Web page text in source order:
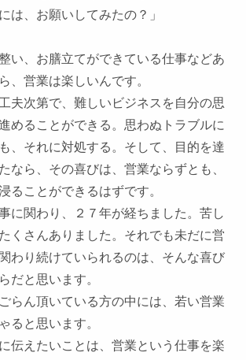
は、お願いしてみたの？」
い、お膳立てができている仕事などあ
、営業は楽しいんです。
夫次第で、難しいビジネスを自分の思
めることができる。思わぬトラブルに
、それに対処する。そして、目的を達
なら、その喜びは、営業ならずとも、
ることができるはずです。
に関わり、２７年が経ちました。苦し
くさんありました。それでも未だに営
わり続けていられるのは、そんな喜び
だと思います。
らん頂いている方の中には、若い営業
ると思います。
伝えたいことは、営業という仕事を楽